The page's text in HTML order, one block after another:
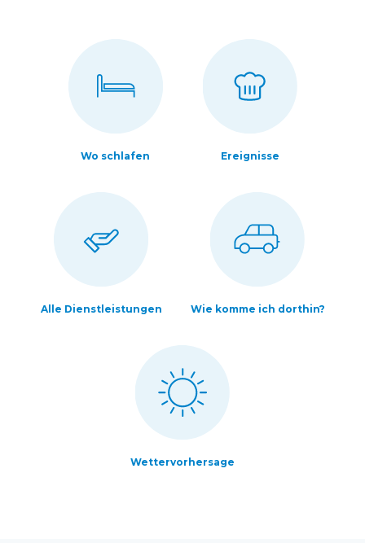
Wo schlafen Ereignisse
Alle Dienstleistungen Wie komme ich dorthin?
Wettervorhersage